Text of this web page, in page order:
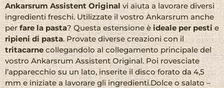
Ankarsrum Assistent Originalvi aiuta a lavorare diversi
ingredienti freschi. Utilizzate il vostro Ankarsrum anche
perfare la pasta? Questa estensione èideale per pestie
ripieni di pasta. Provate diverse creazioni con il
tritacarnecollegandolo al collegamento principale del
vostro Ankarsrum Assistent Original. Poi rovesciate
l’apparecchio su un lato, inserite il disco forato da 4,5
mm e iniziate a lavorare gli ingredienti.Dolce o salato –